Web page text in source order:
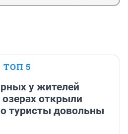
ТОП 5
у жителей
открыли
туристы довольны